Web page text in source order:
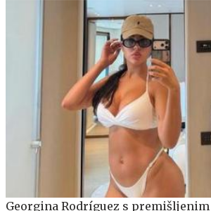
Georgina Rodríguez s